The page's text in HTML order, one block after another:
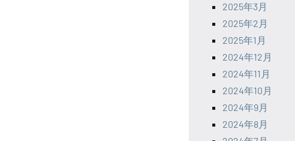
2025年3月
2025年2月
2025年1月
2024年12月
2024年11月
2024年10月
2024年9月
2024年8月